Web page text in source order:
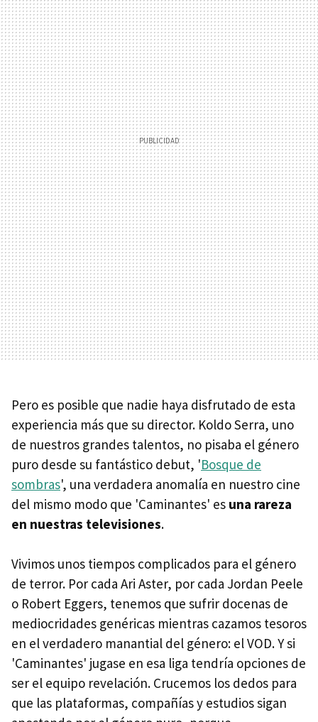
Pero es posible que nadie haya disfrutado de esta
experiencia más que su director. Koldo Serra, uno
de nuestros grandes talentos, no pisaba el género
puro desde su fantástico debut, 'Bosque de
sombras', una verdadera anomalía en nuestro cine
del mismo modo que 'Caminantes' es una rareza
en nuestras televisiones.
Vivimos unos tiempos complicados para el género
de terror. Por cada Ari Aster, por cada Jordan Peele
o Robert Eggers, tenemos que sufrir docenas de
mediocridades genéricas mientras cazamos tesoros
en el verdadero manantial del género: el VOD. Y si
'Caminantes' jugase en esa liga tendría opciones de
ser el equipo revelación. Crucemos los dedos para
que las plataformas, compañías y estudios sigan